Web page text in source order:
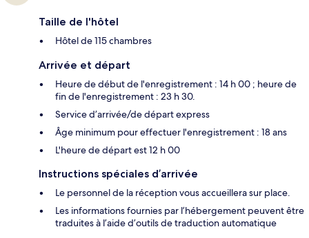
Taille de l'hôtel
Hôtel de 115 chambres
Arrivée et départ
Heure de début de l'enregistrement : 14 h 00 ; heure de
fin de l'enregistrement : 23 h 30.
Service d’arrivée/de départ express
Âge minimum pour effectuer l'enregistrement : 18 ans
L'heure de départ est 12 h 00
Instructions spéciales d’arrivée
Le personnel de la réception vous accueillera sur place.
Les informations fournies par l’hébergement peuvent être
traduites à l’aide d’outils de traduction automatique